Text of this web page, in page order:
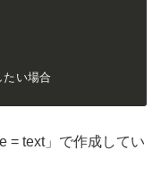
い場合
= text」で作成してい